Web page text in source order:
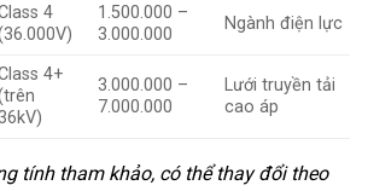
4
1.500.000 –
3.000.000
Ngành điện lực
4+
3.000.000 –
7.000.000
Lưới truyền tải
cao áp
tính tham khảo, có thể thay đổi theo